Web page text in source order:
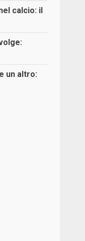
calcio: il
un altro: